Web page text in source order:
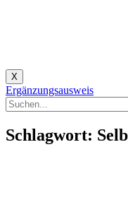
X
Ergänzungsausweis
Schlagwort: